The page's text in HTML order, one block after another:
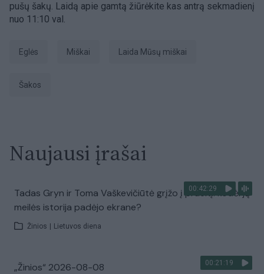
pušų šakų. Laidą apie gamtą žiūrėkite kas antrą sekmadienį
nuo 11:10 val.
eglės miškai laida Mūsų miškai
šakos
Naujausi įrašai
00:42:29
Tadas Gryn ir Toma Vaškevičiūtė grįžo į praeitį: kodėl jų
meilės istorija padėjo ekrane?
Žinios Lietuvos diena
00:21:19
„Žinios“ 2026-08-08